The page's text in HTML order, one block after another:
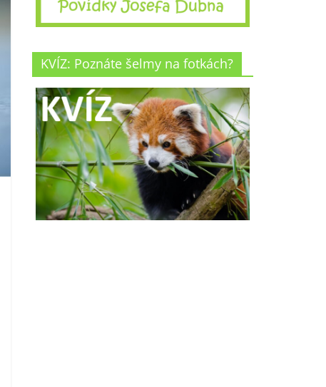
KVÍZ: Poznáte šelmy na fotkách?